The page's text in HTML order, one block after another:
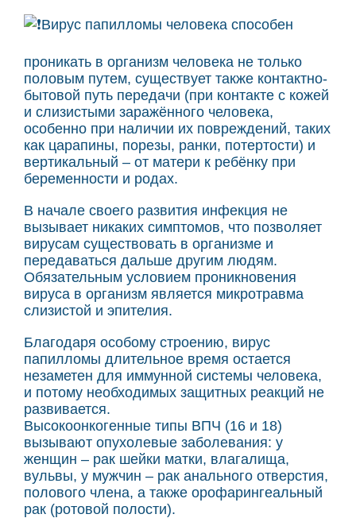
Вирус папилломы человека способен
проникать в организм человека не только
половым путем, существует также контактно-
бытовой путь передачи (при контакте с кожей
и слизистыми заражённого человека,
особенно при наличии их повреждений, таких
как царапины, порезы, ранки, потертости) и
вертикальный – от матери к ребёнку при
беременности и родах.
В начале своего развития инфекция не
вызывает никаких симптомов, что позволяет
вирусам существовать в организме и
передаваться дальше другим людям.
Обязательным условием проникновения
вируса в организм является микротравма
слизистой и эпителия.
Благодаря особому строению, вирус
папилломы длительное время остается
незаметен для иммунной системы человека,
и потому необходимых защитных реакций не
развивается.
Высокоонкогенные типы ВПЧ (16 и 18)
вызывают опухолевые заболевания: у
женщин – рак шейки матки, влагалища,
вульвы, у мужчин – рак анального отверстия,
полового члена, а также орофарингеальный
рак (ротовой полости).